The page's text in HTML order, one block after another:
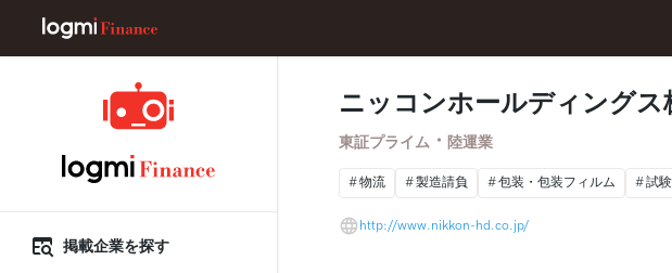
掲載企業を探す
ニッコンホールディングス
東証プライム ・ 陸運業
物流 製造請負 包装・包装フィルム 試
http://www.nikkon-hd.co.jp/